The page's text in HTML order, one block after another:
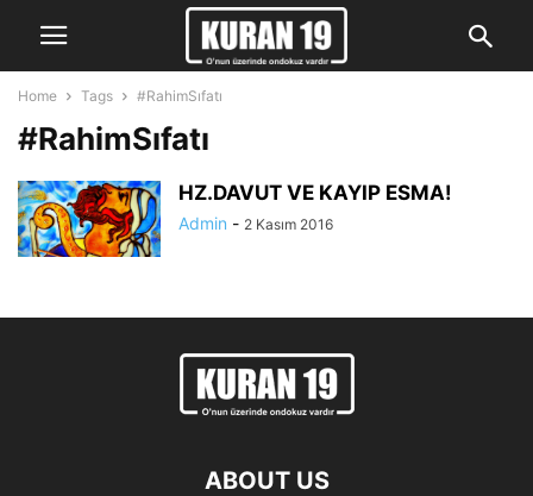
Home Tags #RahimSıfatı
#RahimSıfatı
HZ.DAVUT VE KAYIP ESMA!
Admin - 2 Kasım 2016
ABOUT US